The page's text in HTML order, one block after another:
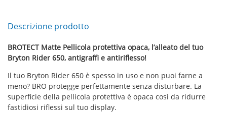
Descrizione prodotto
BROTECT Matte Pellicola protettiva opaca, l’alleato del tuo
Bryton Rider 650, antigraffi e antiriflesso!
Il tuo Bryton Rider 650 è spesso in uso e non puoi farne a
meno? BRO protegge perfettamente senza disturbare. La
superficie della pellicola protettiva è opaca così da ridurre
fastidiosi riflessi sul tuo display.